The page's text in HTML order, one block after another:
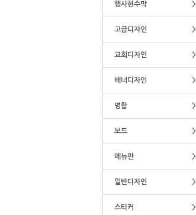
행사현수막 >
고급디자인 >
교회디자인 >
배너디자인 >
명함 >
보드 >
메뉴판 >
일반디자인 >
스티커 >